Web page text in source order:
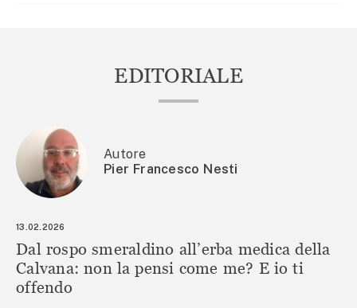
EDITORIALE
Autore
Pier Francesco Nesti
13.02.2026
Dal rospo smeraldino all’erba medica della
Calvana: non la pensi come me? E io ti
offendo